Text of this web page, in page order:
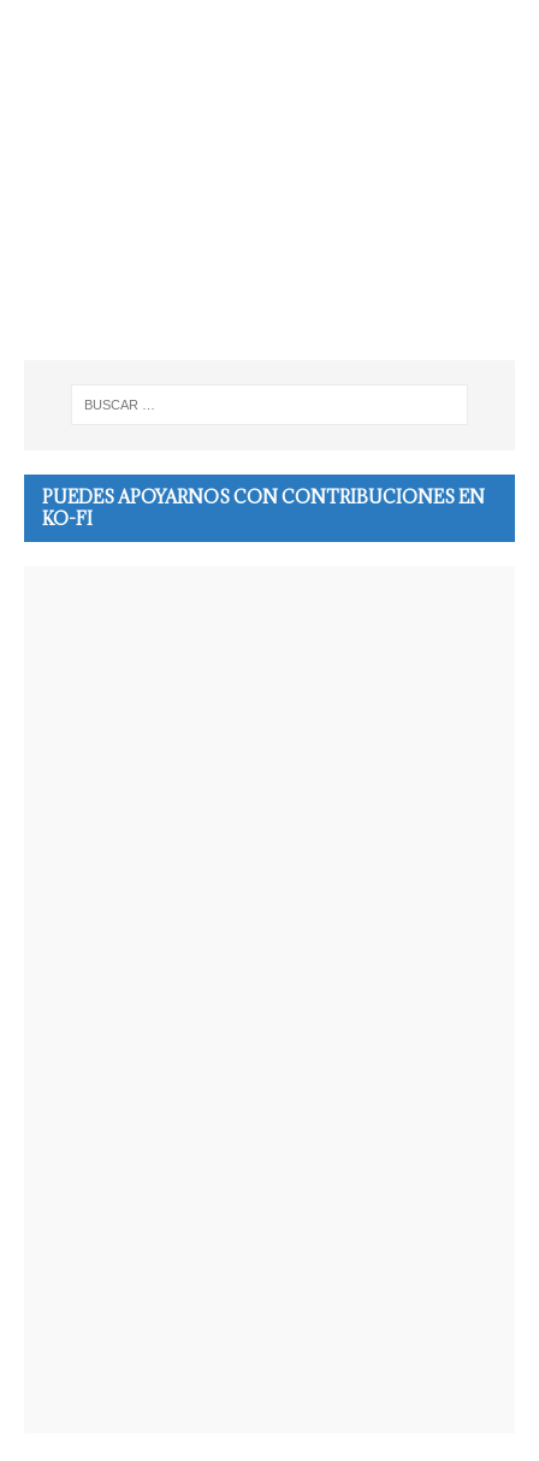
PUEDES APOYARNOS CON CONTRIBUCIONES EN
KO-FI